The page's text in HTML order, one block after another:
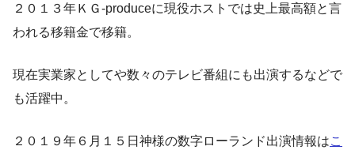
２０１３年ＫＧ-produceに現役ホストでは史上最高額と言
われる移籍金で移籍。
現在実業家としてや数々のテレビ番組にも出演するなどで
も活躍中。
２０１９年６月１５日神様の数字ローランド出演情報はこ